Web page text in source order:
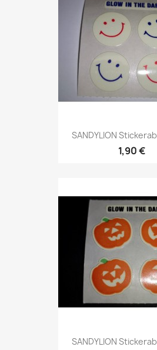
SANDYLION
1,90 €
SANDYLION